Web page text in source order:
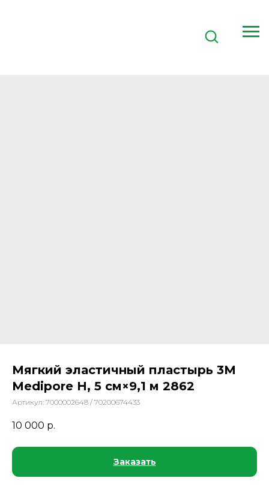
Мягкий эластичный пластырь 3М
Medipore H, 5 см×9,1 м 2862
Артикул: 7000002648 / 70200674433
10 000 р.
Заказать